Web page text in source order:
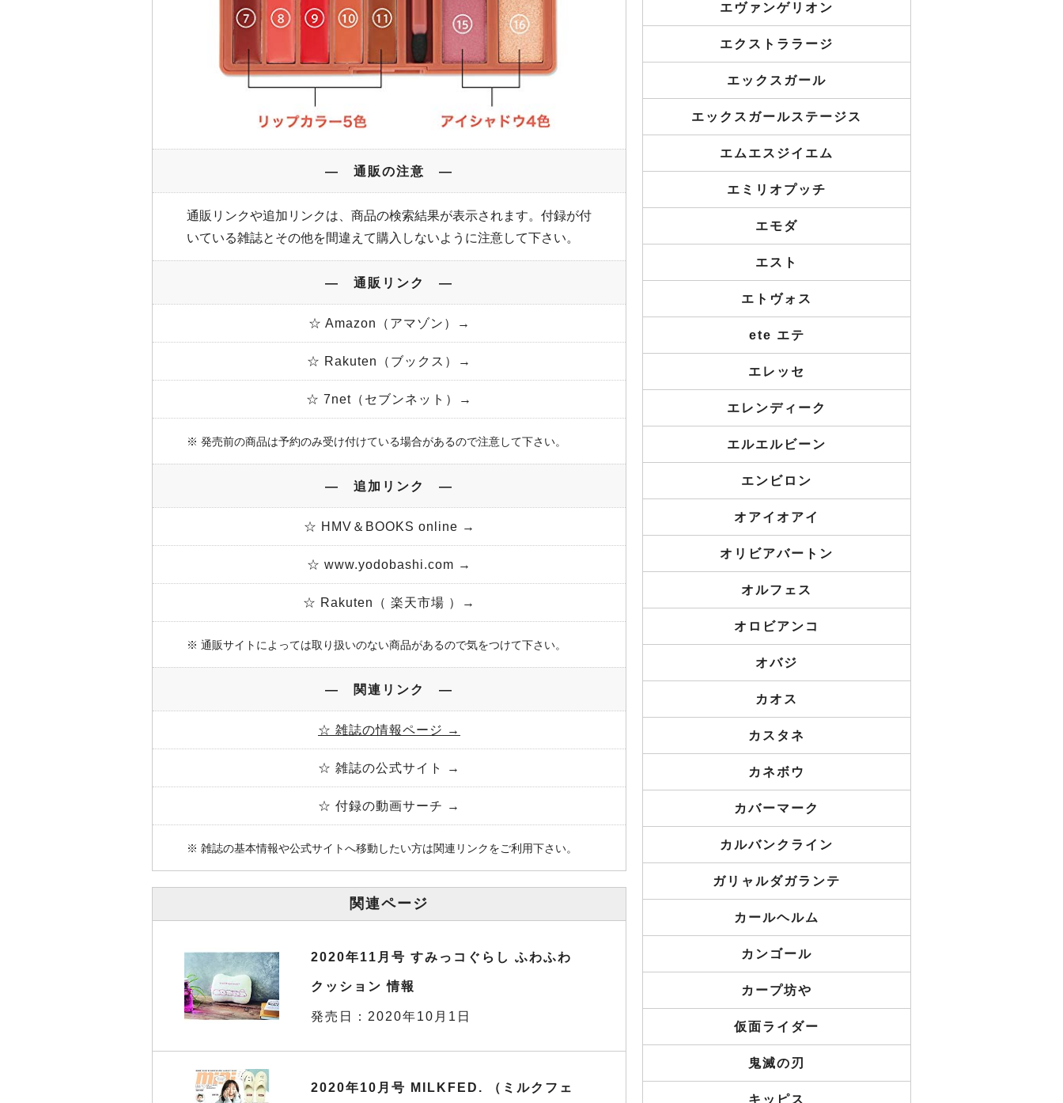
― 通販の注意 ―
通販リンクや追加リンクは、商品の検索結果が表示されます。付録が付
いている雑誌とその他を間違えて購入しないように注意して下さい。
― 通販リンク ―
☆ Amazon（アマゾン）→
☆ Rakuten（ブックス）→
☆ 7net（セブンネット）→
※ 発売前の商品は予約のみ受け付けている場合があるので注意して下さい。
― 追加リンク ―
☆ HMV＆BOOKS online →
☆ www.yodobashi.com →
☆ Rakuten（ 楽天市場 ）→
※ 通販サイトによっては取り扱いのない商品があるので気をつけて下さい。
― 関連リンク ―
☆ 雑誌の情報ページ →
☆ 雑誌の公式サイト →
☆ 付録の動画サーチ →
※ 雑誌の基本情報や公式サイトへ移動したい方は関連リンクをご利用下さい。
関連ページ
2020年11月号 すみっコぐらし ふわふわ
クッション 情報
発売日：2020年10月1日
2020年10月号 MILKFED. （ミルクフェ
エヴァンゲリオン
エクストララージ
エックスガール
エックスガールステージス
エムエスジイエム
エミリオプッチ
エモダ
エスト
エトヴォス
ete エテ
エレッセ
エレンディーク
エルエルビーン
エンビロン
オアイオアイ
オリビアバートン
オルフェス
オロビアンコ
オバジ
カオス
カスタネ
カネボウ
カバーマーク
カルバンクライン
ガリャルダガランテ
カールヘルム
カンゴール
カープ坊や
仮面ライダー
鬼滅の刃
キッピス